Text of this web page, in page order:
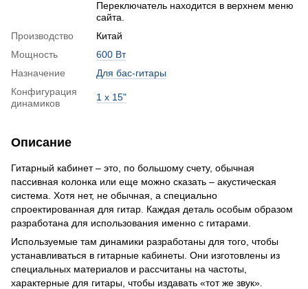
Переключатель находится в верхнем меню
сайта.
Производство
Китай
Мощность
600 Вт
Назначение
Для бас-гитары
Конфигурация
динамиков
1 х 15"
Описание
Гитарный кабинет – это, по большому счету, обычная
пассивная колонка или еще можно сказать – акустическая
система. Хотя нет, не обычная, а специально
спроектированная для гитар. Каждая деталь особым образом
разработана для использования именно с гитарами.
Используемые там динамики разработаны для того, чтобы
устанавливаться в гитарные кабинеты. Они изготовлены из
специальных материалов и рассчитаны на частоты,
характерные для гитары, чтобы издавать «тот же звук».